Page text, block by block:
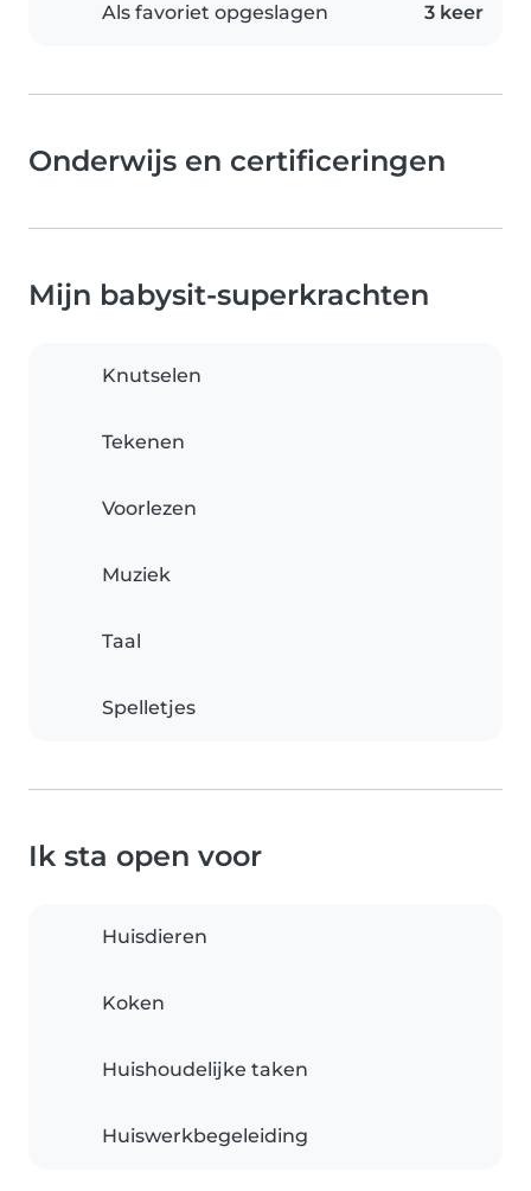
Als favoriet opgeslagen 3 keer
Onderwijs en certificeringen
Mijn babysit-superkrachten
Knutselen
Tekenen
Voorlezen
Muziek
Taal
Spelletjes
Ik sta open voor
Huisdieren
Koken
Huishoudelijke taken
Huiswerkbegeleiding